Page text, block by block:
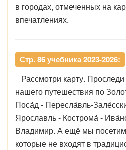
в городах, отмеченных на
впечатлениях.
Стр. 86 учебника 2023-2026:
Рассмотри карту.
нашего путешествия по
Поса́д - Пересла́вль-
Ярославль - Кострома́ -
Владимир. А ещё мы
которые не входят в